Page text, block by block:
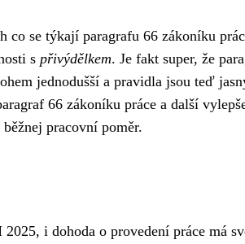
co se týkají paragrafu 66 zákoníku
s přivýdělkem. Je fakt super, že
jednodušší a pravidla jsou teď
66 zákoníku práce a další
pracovní poměr.
2025, i dohoda o provedení práce má